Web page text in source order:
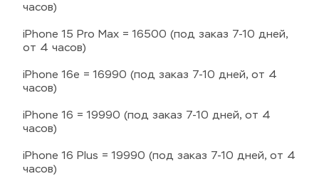
часов)
iPhone 15 Pro Max = 16500 (под заказ 7-10 дней,
от 4 часов)
iPhone 16e = 16990 (под заказ 7-10 дней, от 4
часов)
iPhone 16 = 19990 (под заказ 7-10 дней, от 4
часов)
iPhone 16 Plus = 19990 (под заказ 7-10 дней, от 4
часов)